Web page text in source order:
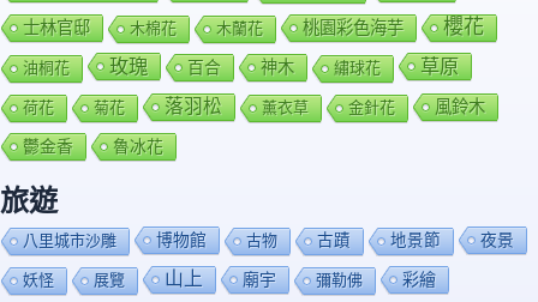
士林官邸 木棉花 木蘭花 桃園彩色海芋 櫻花
油桐花 玫瑰 百合 神木 繡球花 草原
荷花 菊花 落羽松 薰衣草 金針花 風鈴木
鬱金香 魯冰花
旅遊
八里城市沙雕 博物館 古物 古蹟 地景節 夜景
妖怪 展覽 山上 廟宇 彌勒佛 彩繪